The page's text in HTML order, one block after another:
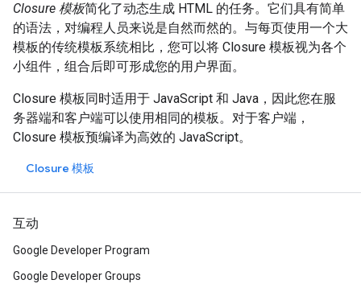
Closure 模板简化了动态生成 HTML 的任务。它们具有简单
的语法，对编程人员来说是自然而然的。与每页使用一个大
模板的传统模板系统相比，您可以将 Closure 模板视为各个
小组件，组合后即可形成您的用户界面。
Closure 模板同时适用于 JavaScript 和 Java，因此您在服
务器端和客户端可以使用相同的模板。对于客户端，
Closure 模板预编译为高效的 JavaScript。
Closure 模板
互动
Google Developer Program
Google Developer Groups